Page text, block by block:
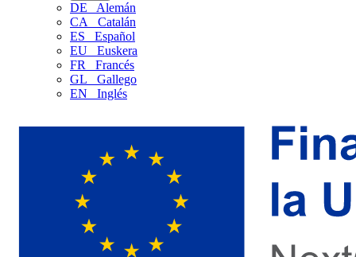
DE
Alemán
CA
Catalán
ES
Español
EU
Euskera
FR
Francés
GL
Gallego
EN
Inglés